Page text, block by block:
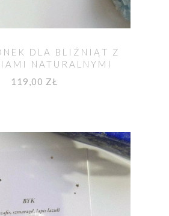
DLA BLIŹNIĄT Z
NATURALNYMI
119,00 ZŁ